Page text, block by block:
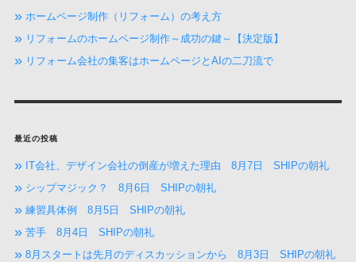
ホームページ制作（リフォーム）の考え方
リフォームのホームページ制作～成功の鍵～【決定版】
リフォーム会社の集客はホームページとAIの二刀流で
最近の投稿
IT会社、デザイン会社の倒産が増えた理由 8月7日 SHIPの朝礼
シップマジック？ 8月6日 SHIPの朝礼
練習具体例 8月5日 SHIPの朝礼
苦手 8月4日 SHIPの朝礼
8月スタートは先月のディスカッションから 8月3日 SHIPの朝礼